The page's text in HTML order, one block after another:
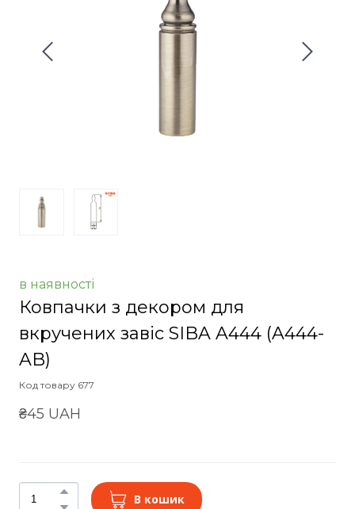
в наявності
Ковпачки з декором для
вкручених завіс SIBA A444 (A444-
AB)
Код товару 677
₴45 UAH
В кошик